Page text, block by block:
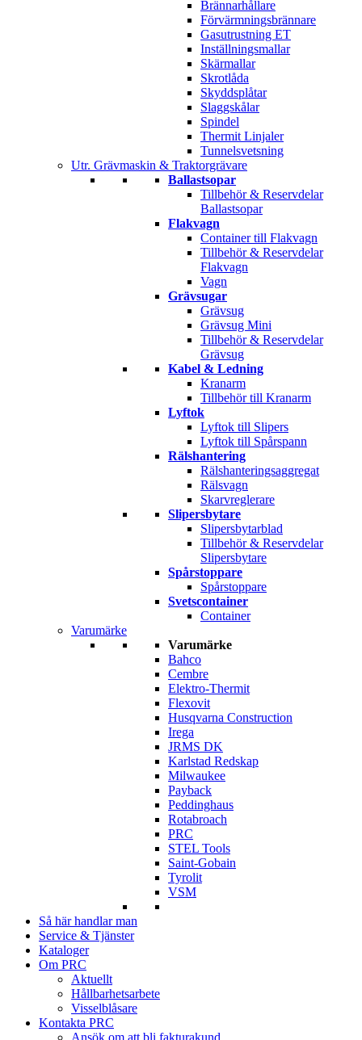
Brännarhållare
Förvärmningsbrännare
Gasutrustning ET
Inställningsmallar
Skärmallar
Skrotlåda
Skyddsplåtar
Slaggskålar
Spindel
Thermit Linjaler
Tunnelsvetsning
Utr. Grävmaskin & Traktorgrävare
Ballastsopar
Tillbehör & Reservdelar
Ballastsopar
Flakvagn
Container till Flakvagn
Tillbehör & Reservdelar
Flakvagn
Vagn
Grävsugar
Grävsug
Grävsug Mini
Tillbehör & Reservdelar
Grävsug
Kabel & Ledning
Kranarm
Tillbehör till Kranarm
Lyftok
Lyftok till Slipers
Lyftok till Spårspann
Rälshantering
Rälshanteringsaggregat
Rälsvagn
Skarvreglerare
Slipersbytare
Slipersbytarblad
Tillbehör & Reservdelar
Slipersbytare
Spårstoppare
Spårstoppare
Svetscontainer
Container
Varumärke
Varumärke
Bahco
Cembre
Elektro-Thermit
Flexovit
Husqvarna Construction
Irega
JRMS DK
Karlstad Redskap
Milwaukee
Payback
Peddinghaus
Rotabroach
PRC
STEL Tools
Saint-Gobain
Tyrolit
VSM
Så här handlar man
Service & Tjänster
Kataloger
Om PRC
Aktuellt
Hållbarhetsarbete
Visselblåsare
Kontakta PRC
Ansök om att bli fakturakund